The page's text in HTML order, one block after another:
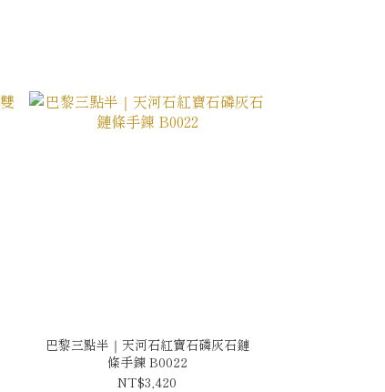
巴黎三點半｜天河石紅寶石磷灰石鏈
條手鍊 B0022
NT$3,420